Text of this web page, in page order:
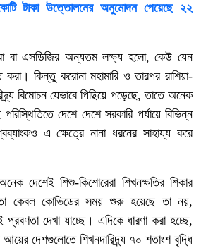
টাকা উত্তোলনের অনুমোদন পেয়েছে ২২
বা এসডিজির অন্যতম লক্ষ্য হলো, কেউ যেন
করা। কিন্তু করোনা মহামারি ও তারপর রাশিয়া-
বিমোচন যেভাবে পিছিয়ে পড়েছে, তাতে অনেক
দেশে দেশে সরকারি পর্যায়ে বিভিন্ন
এ ক্ষেত্রে নানা ধরনের সাহায্য করে
দেশেই শিশু-কিশোরেরা শিখনক্ষতির শিকার
কেবল কোভিডের সময় শুরু হয়েছে তা নয়,
দেখা যাচ্ছে। এদিকে ধারণা করা হচ্ছে,
দেশগুলোতে শিখনদারিদ্র্য ৭০ শতাংশ বৃদ্ধি